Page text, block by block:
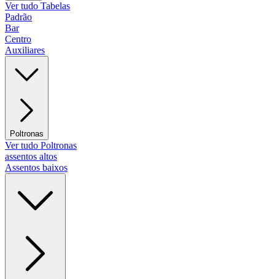
Ver tudo Tabelas
Padrão
Bar
Centro
Auxiliares
Poltronas
Ver tudo Poltronas
assentos altos
Assentos baixos